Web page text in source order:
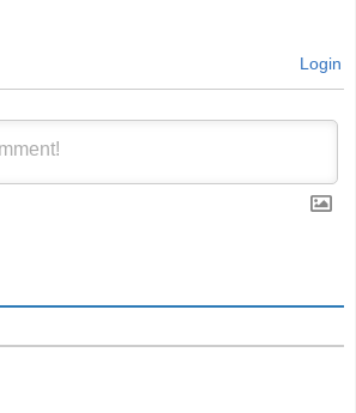
Login